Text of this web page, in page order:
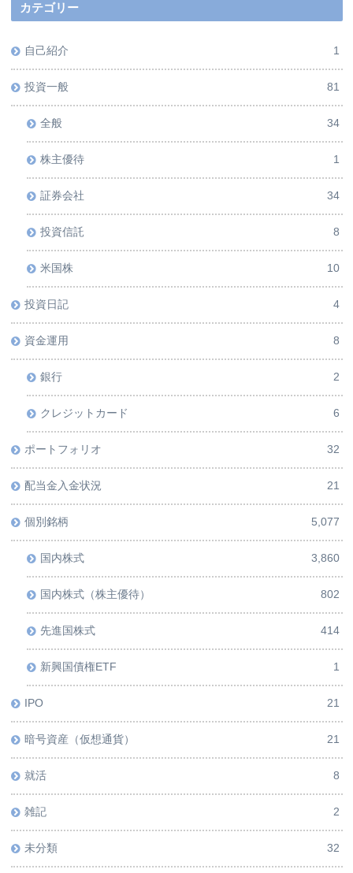
カテゴリー
自己紹介 1
投資一般 81
全般 34
株主優待 1
証券会社 34
投資信託 8
米国株 10
投資日記 4
資金運用 8
銀行 2
クレジットカード 6
ポートフォリオ 32
配当金入金状況 21
個別銘柄 5,077
国内株式 3,860
国内株式（株主優待） 802
先進国株式 414
新興国債権ETF 1
IPO 21
暗号資産（仮想通貨） 21
就活 8
雑記 2
未分類 32